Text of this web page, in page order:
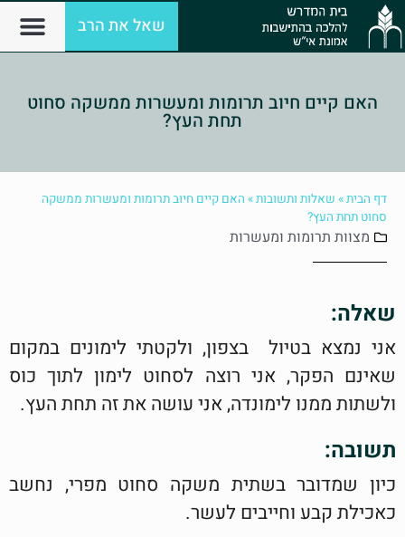
שאל את הרב
האם קיים חיוב תרומות ומעשרות ממשקה סחוט
תחת העץ?
דף הבית» שאלות ותשובות» האם קיים חיוב תרומות ומעשרות ממשקה
סחוט תחת העץ?
מצוות תרומות ומעשרות
שאלה:
אני נמצא בטיול בצפון, ולקטתי לימונים במקום
שאינם הפקר, אני רוצה לסחוט לימון לתוך כוס
ולשתות ממנו לימונדה, אני עושה את זה תחת העץ.
תשובה:
כיון שמדובר בשתית משקה סחוט מפרי, נחשב
כאכילת קבע וחייבים לעשר.